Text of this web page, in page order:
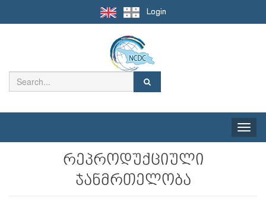
Login
Toggle
რეპროდუქციული
ჯანმრთელობა